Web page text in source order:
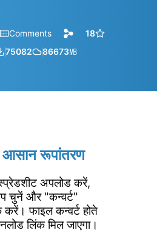
Comments
18
75082 86673㎆︎
रूपांतरण
अपलोड करें,
चुनें और "कन्वर्ट"
फाइल कन्वर्ट होते
लिंक मिल जाएगा।